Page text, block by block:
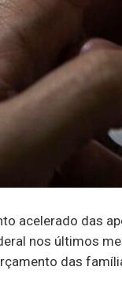
acelerado das
nos últimos
das